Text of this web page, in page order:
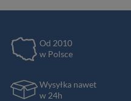
Od 2010
w Polsce
Wysyłka nawet
w 24h